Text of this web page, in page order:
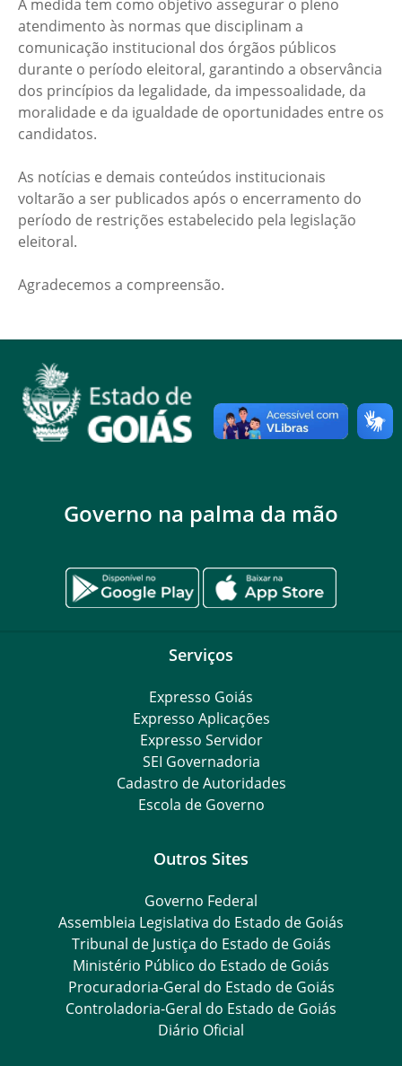
A medida tem como objetivo assegurar o pleno
atendimento às normas que disciplinam a
comunicação institucional dos órgãos públicos
durante o período eleitoral, garantindo a observância
dos princípios da legalidade, da impessoalidade, da
moralidade e da igualdade de oportunidades entre os
candidatos.
As notícias e demais conteúdos institucionais
voltarão a ser publicados após o encerramento do
período de restrições estabelecido pela legislação
eleitoral.
Agradecemos a compreensão.
Governo na palma da mão
Serviços
Expresso Goiás
Expresso Aplicações
Expresso Servidor
SEI Governadoria
Cadastro de Autoridades
Escola de Governo
Outros Sites
Governo Federal
Assembleia Legislativa do Estado de Goiás
Tribunal de Justiça do Estado de Goiás
Ministério Público do Estado de Goiás
Procuradoria-Geral do Estado de Goiás
Controladoria-Geral do Estado de Goiás
Diário Oficial